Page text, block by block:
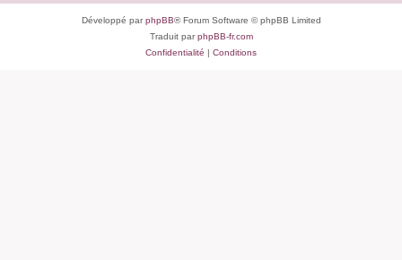
Développé parphpBB® Forum Software © phpBB Limited
Traduit parphpBB-fr.com
Confidentialité | Conditions